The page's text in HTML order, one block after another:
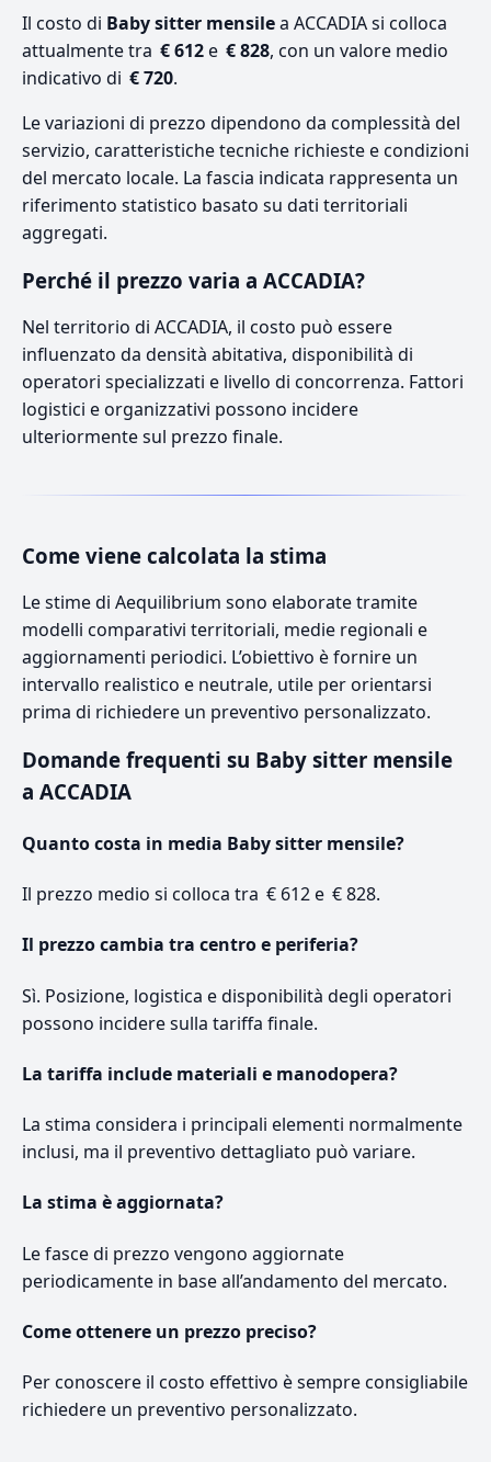
Il costo di Baby sitter mensilea ACCADIA si colloca
attualmente tra € 612e € 828, con un valore medio
indicativo di € 720.
Le variazioni di prezzo dipendono da complessità del
servizio, caratteristiche tecniche richieste e condizioni
del mercato locale. La fascia indicata rappresenta un
riferimento statistico basato su dati territoriali
aggregati.
Perché il prezzo varia a ACCADIA?
Nel territorio di ACCADIA, il costo può essere
influenzato da densità abitativa, disponibilità di
operatori specializzati e livello di concorrenza. Fattori
logistici e organizzativi possono incidere
ulteriormente sul prezzo finale.
Come viene calcolata la stima
Le stime di Aequilibrium sono elaborate tramite
modelli comparativi territoriali, medie regionali e
aggiornamenti periodici. L’obiettivo è fornire un
intervallo realistico e neutrale, utile per orientarsi
prima di richiedere un preventivo personalizzato.
Domande frequenti su Baby sitter mensile
a ACCADIA
Quanto costa in media Baby sitter mensile?
Il prezzo medio si colloca tra € 612 e € 828.
Il prezzo cambia tra centro e periferia?
Sì. Posizione, logistica e disponibilità degli operatori
possono incidere sulla tariffa finale.
La tariffa include materiali e manodopera?
La stima considera i principali elementi normalmente
inclusi, ma il preventivo dettagliato può variare.
La stima è aggiornata?
Le fasce di prezzo vengono aggiornate
periodicamente in base all’andamento del mercato.
Come ottenere un prezzo preciso?
Per conoscere il costo effettivo è sempre consigliabile
richiedere un preventivo personalizzato.